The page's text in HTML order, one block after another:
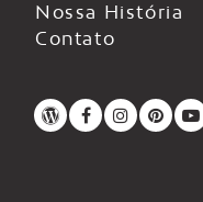
Nossa História
Contato